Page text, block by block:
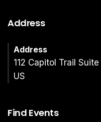
Address
Address
112 Capitol Trail
US
Find Events